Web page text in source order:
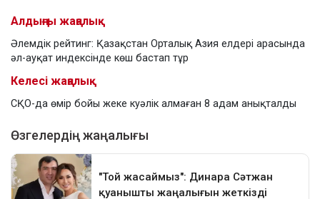
Алдыңғы жаңалық
Әлемдік рейтинг: Қазақстан Орталық Азия елдері арасында
әл-ауқат индексінде көш бастап тұр
Келесі жаңалық
СҚО-да өмір бойы жеке куәлік алмаған 8 адам анықталды